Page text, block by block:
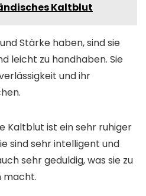
Kaltblut
Stärke haben, sind sie
leicht zu handhaben. Sie
und ihr
Kaltblut ist ein sehr ruhiger
sind sehr intelligent und
sehr geduldig, was sie zu
macht.